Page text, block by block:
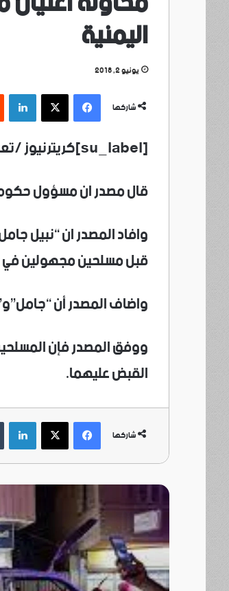
اليمنية
يونيو 2, 2018
شاركها
فيسبوك
‫X
[su_label]كريترنيوز /تعز/خاص[/su_label]
قال مصدر ان مسؤول
وافاد المصدر ان “نبيل
قبل مسلحين مجهولين في
واضاف المصدر أن
ووفق المصدر فإن
القبض عليهما.
شاركها فيسبوك
‫X